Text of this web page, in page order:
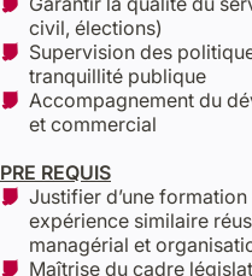
civil, élections)
Supervision des
tranquillité publique
Accompagnement du
et commercial
PRE REQUIS
Justifier d’une formation
expérience similaire
managérial et
Maîtrise du cadre